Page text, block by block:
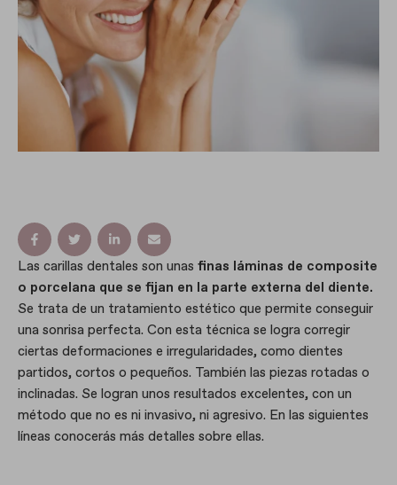
Las carillas dentales son unas finas láminas de composite
o porcelana que se fijan en la parte externa del diente.
Se trata de un tratamiento estético que permite conseguir
una sonrisa perfecta. Con esta técnica se logra corregir
ciertas deformaciones e irregularidades, como dientes
partidos, cortos o pequeños. También las piezas rotadas o
inclinadas. Se logran unos resultados excelentes, con un
método que no es ni invasivo, ni agresivo. En las siguientes
líneas conocerás más detalles sobre ellas.